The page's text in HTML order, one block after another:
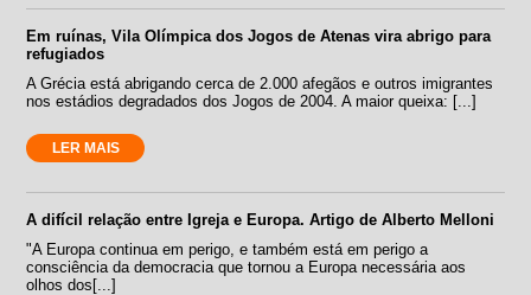
Em ruínas, Vila Olímpica dos Jogos de Atenas vira abrigo para
refugiados
A Grécia está abrigando cerca de 2.000 afegãos e outros imigrantes
nos estádios degradados dos Jogos de 2004. A maior queixa: [...]
LER MAIS
A difícil relação entre Igreja e Europa. Artigo de Alberto Melloni
"A Europa continua em perigo, e também está em perigo a
consciência da democracia que tornou a Europa necessária aos
olhos dos[...]